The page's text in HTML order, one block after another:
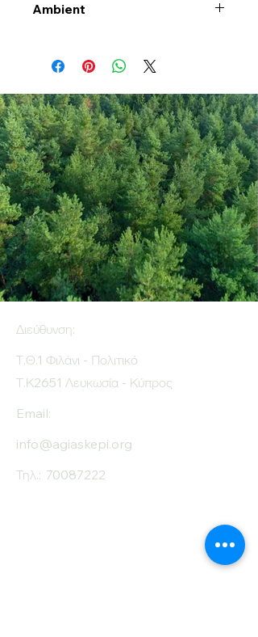
Ambient
Διεύθυνση:
Τ.Θ.1 Φιλάνι - Πολιτικό
Τ.Κ2651 Λευκωσία - Κύπρος
Email:
info@agiaskepi.org
Τηλ.: 70087222